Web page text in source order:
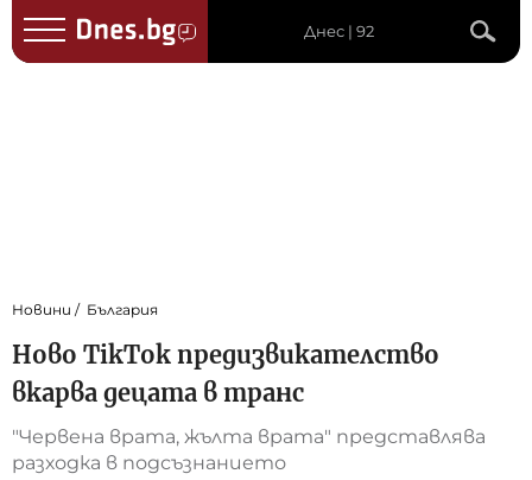
Днес | 92
Новини България
Ново TikTok предизвикателство
вкарва децата в транс
"Червена врата, жълта врата" представлява
разходка в подсъзнанието